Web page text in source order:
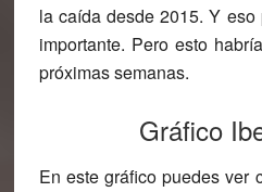
la caída desde 2015. Y
importante. Pero esto
próximas semanas.
Gráfico
En este gráfico puedes ver